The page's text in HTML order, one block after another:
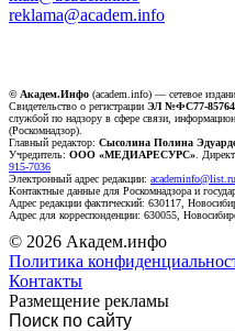
reklama@academ.info
© Академ.Инфо (academ.info) — сетевое
Свидетельство о регистрации ЭЛ №ФС77-85764
службой по надзору в сфере связи,
(Роскомнадзор).
Главный редактор: Сысолина Полина
Учредитель: ООО «МЕДИАРЕСУРС» .
915-7036
Электронный адрес редакции: academinfo@list.ru
Контактные данные для Роскомнадзора и
Адрес редакции фактический: 630117,
Адрес для корреспонденции: 630055,
© 2026 Академ.инфо
Политика
Контакты
Размещение рекламы
Поиск по сайту